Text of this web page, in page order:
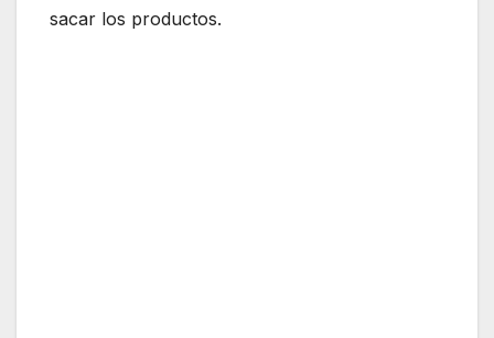
sacar los productos.